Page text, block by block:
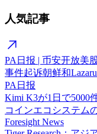
人気記事
PA日报 | 币安开放美
事件起诉朝鲜和
PA日报
Kimi K3が1日で5000
コインエコシステム
Foresight News